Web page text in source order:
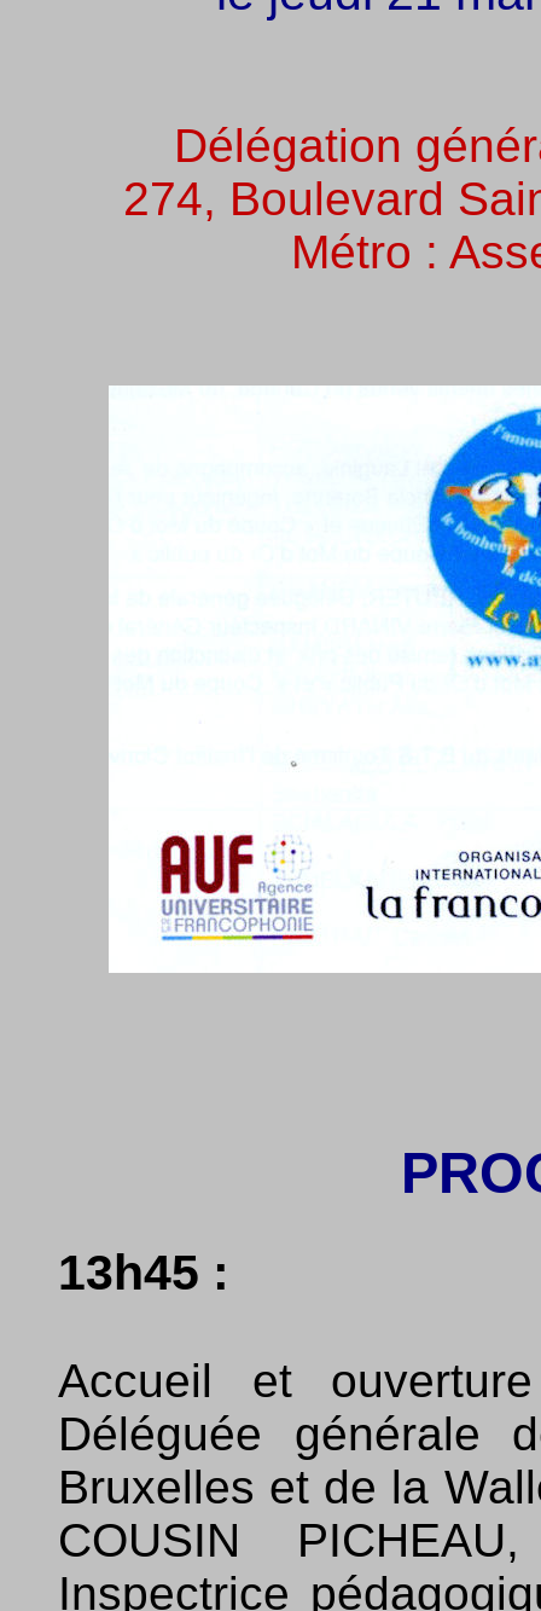
Délégation
274, Boulevard
Métro :
13h45 :
Accueil et
Déléguée générale
Bruxelles et de la
COUSIN
Inspectrice